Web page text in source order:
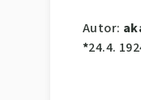
Autor:
*24.4.